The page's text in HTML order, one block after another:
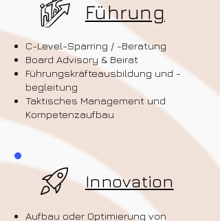
Führung
C-Level-Sparring / -Beratung
Board Advisory & Beirat
Führungskräfteausbildung und -
begleitung
Taktisches Management und
Kompetenzaufbau
Innovation
Aufbau oder Optimierung von